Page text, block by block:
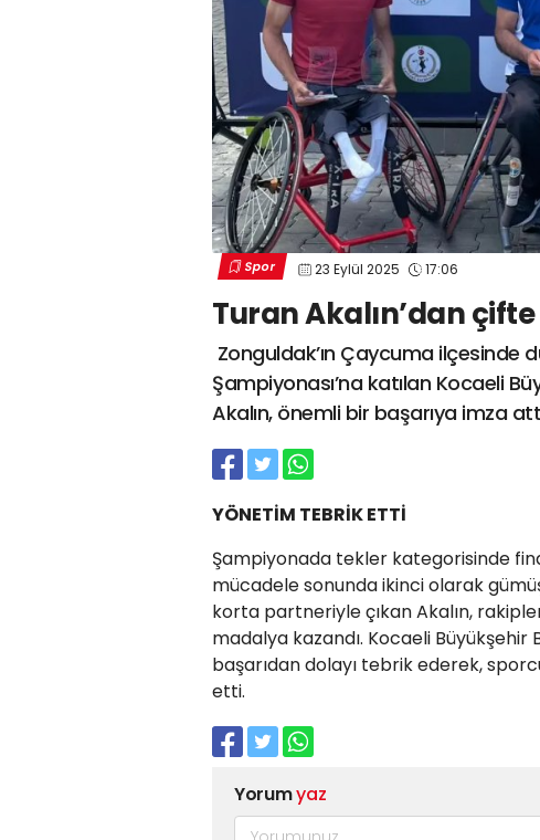
Spor 23 Eylül 2025 17:06
Turan Akalın’dan
Zonguldak’ın Çaycuma ilçesinde
Şampiyonası’na katılan Kocaeli
Akalın, önemli bir başarıya imza
YÖNETİM TEBRİK ETTİ
Şampiyonada tekler kategorisinde
mücadele sonunda ikinci olarak
korta partneriyle çıkan Akalın,
madalya kazandı. Kocaeli Büyükşehir
başarıdan dolayı tebrik ederek,
etti.
Yorumyaz